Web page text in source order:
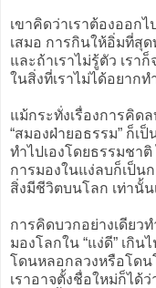
เขาคิดว่าเราต้องออก
เสมอ การกินให้อิ่มที่สุด
และถ้าเราไม่รู้ตัว เรา
ในสิ่งที่เราไม่ได้อยากท
แม้กระทั่งเรื่องการคิด
“สมองฝ่ายอธรรม” ก็เ
ทำไปเองโดยธรรมชาติ
การมองในแง่ลบก็เป็น
สิ่งมีชีวิตบนโลก เท่านั้น
การคิดบวกอย่างเดียว
มองโลกใน “แง่ดี” เกิ
โดนหลอกลวงหรือโดน
เราอาจตั้งชื่อใหม่ก็ได้